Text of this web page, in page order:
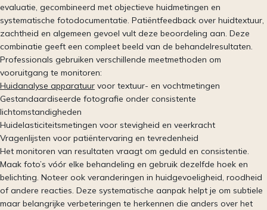
evaluatie, gecombineerd met objectieve huidmetingen en
systematische fotodocumentatie. Patiëntfeedback over huidtextuur,
zachtheid en algemeen gevoel vult deze beoordeling aan. Deze
combinatie geeft een compleet beeld van de behandelresultaten.
Professionals gebruiken verschillende meetmethoden om
vooruitgang te monitoren:
Huidanalyse apparatuur voor textuur- en vochtmetingen
Gestandaardiseerde fotografie onder consistente
lichtomstandigheden
Huidelasticiteitsmetingen voor stevigheid en veerkracht
Vragenlijsten voor patiëntervaring en tevredenheid
Het monitoren van resultaten vraagt om geduld en consistentie.
Maak foto’s vóór elke behandeling en gebruik dezelfde hoek en
belichting. Noteer ook veranderingen in huidgevoeligheid, roodheid
of andere reacties. Deze systematische aanpak helpt je om subtiele
maar belangrijke verbeteringen te herkennen die anders over het